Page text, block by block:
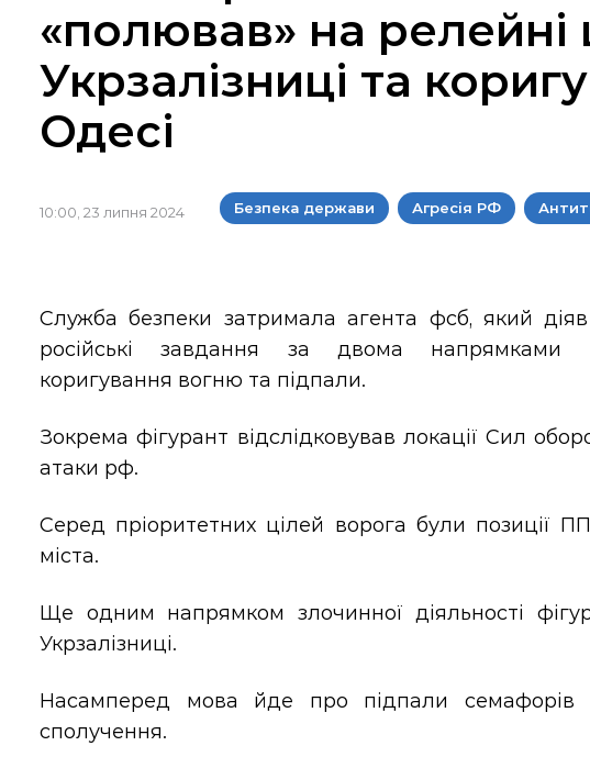
«полював» на
Укрзалізниці та
Одесі
10:00, 23 липня 2024 Безпека держави Агресія РФ
Служба безпеки затримала агента фсб, який
російські завдання за двома напрямками
коригування вогню та підпали.
Зокрема фігурант відслідковував локації Сил
атаки рф.
Серед пріоритетних цілей ворога були позиції
міста.
Ще одним напрямком злочинної діяльності
Укрзалізниці.
Насамперед мова йде про підпали семафорів
сполучення.